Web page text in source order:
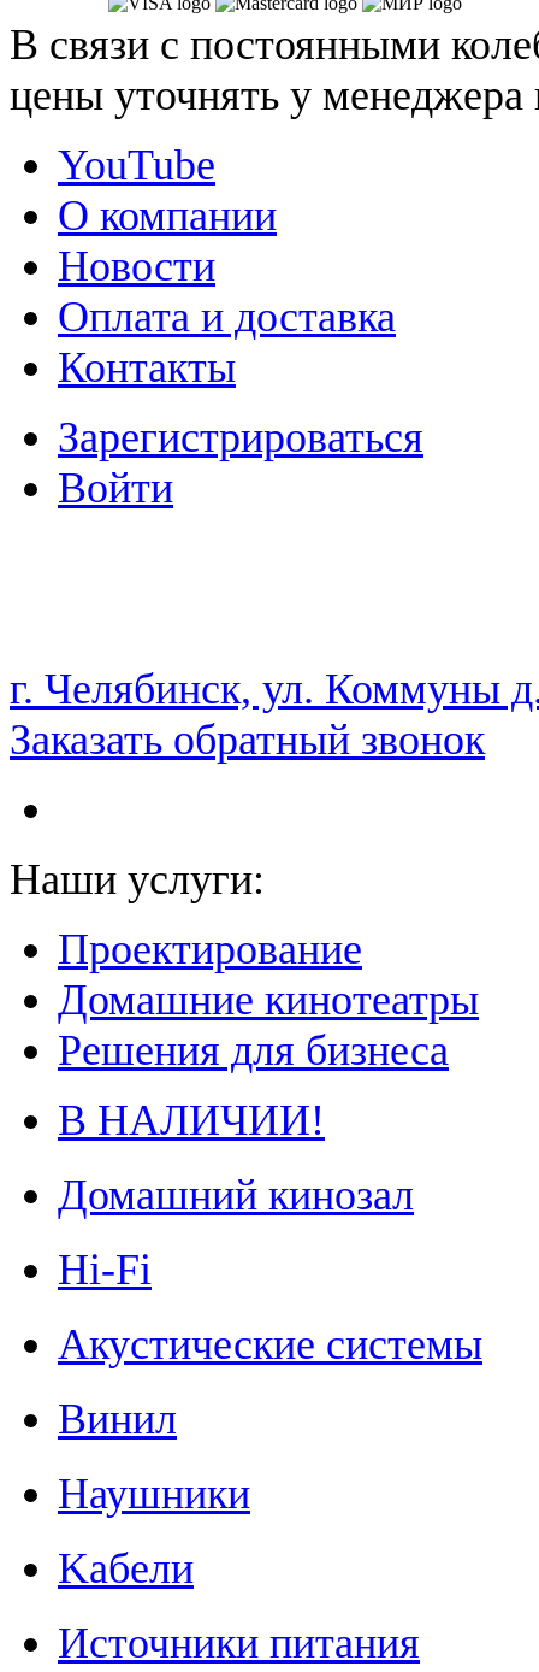
В связи с постоянными
цены уточнять у
YouTube
О компании
Новости
Оплата и доставка
Контакты
Зарегистрироваться
Войти
НАМ ДОВЕРЯЮТ С 2003 ГОДА
г. Челябинск, ул. Коммуны
Заказать обратный звонок
Наши услуги:
Проектирование
Домашние кинотеатры
Решения для бизнеса
В НАЛИЧИИ!
Домашний кинозал
Hi-Fi
Акустические системы
Винил
Наушники
Kабели
Источники питания